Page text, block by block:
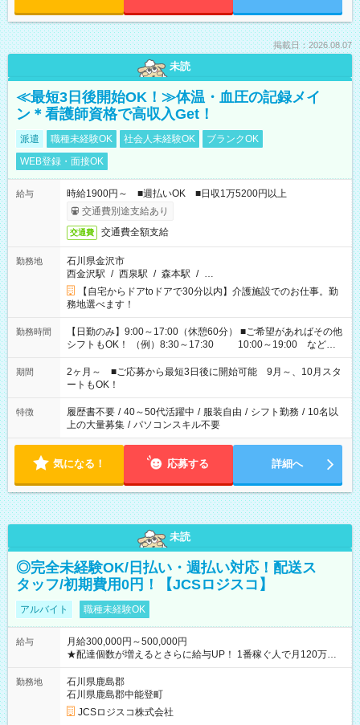
掲載日：2026.08.07
未読
≪最短3日後開始OK！≫体温・血圧の記録メイ
ン＊看護師資格で高収入Get！
派遣 職種未経験OK 社会人未経験OK
ブランクOK
WEB登録・面接OK
給与
時給1900円～ ■週払いOK ■日収1万5200円以上
交通費別途支給あり
交通費 交通費全額支給
勤務地
石川県金沢市
西金沢駅 / 西泉駅 / 森本駅 / …
【自宅からドアtoドアで30分以内】介護施設でのお仕事。勤
務地選べます！
勤務時間
【日勤のみ】9:00～17:00（休憩60分） ■ご希望があればその他
シフトもOK！ （例）8:30～17:30 10:00～19:00 など
「家族とお休みを合わせたい」 「できれば残業はしたくない」
など、あなたのご希望に沿ったお仕事をご紹介します！ ※Wワ
ーク希望の方へ 今ご覧のお仕事で希望する勤務時間と、もう1つ
のお仕事の勤務時間。 合計で週40時間を超える場合は応募でき
ません
期間
2ヶ月～ ■ご応募から最短3日後に開始可能 9月～、10月スタ
ートもOK！
特徴 履歴書不要 / 40～50代活躍中 / 服装自由 / シフト勤務 / 10名以
上の大量募集 / パソコンスキル不要
気になる！ 応募する 詳細へ
未読
◎完全未経験OK/日払い・週払い対応！配送ス
タッフ/初期費用0円！【JCSロジスコ】
アルバイト 職種未経験OK
給与
月給300,000円～500,000円
★配達個数が増えるとさらに給与UP！ 1番稼ぐ人で月120万ほ
ど！ ・主要都市エリア 月収55万円／週5日稼働 月収65万~112
万円／週6日稼働 ・地方郊外エリア 月収40万円／週5日稼働 月
収40万円~50万円／週6日稼働 ＜モデルイメージ＞ ■月収50万
円 (27歳男性/江東区在住)※元建築関係 1日150個配達×25日勤務
(日休み) ■月収80万円(43歳男性/墨田区在住)※元営業 1日200個
勤務地
石川県鹿島郡
石川県鹿島郡中能登町
JCSロジスコ株式会社